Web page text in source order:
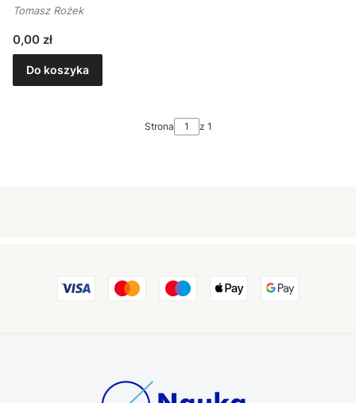
Tomasz Rożek
Cena
0,00 zł
Do koszyka
Strona z 1